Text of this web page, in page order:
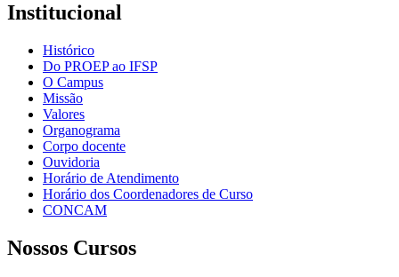
Institucional
Histórico
Do PROEP ao IFSP
O Campus
Missão
Valores
Organograma
Corpo docente
Ouvidoria
Horário de Atendimento
Horário dos Coordenadores de Curso
CONCAM
Nossos Cursos